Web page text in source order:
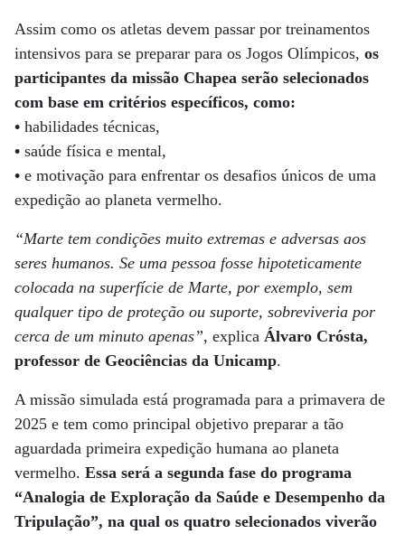
Assim como os atletas devem passar por treinamentos
intensivos para se preparar para os Jogos Olímpicos, os
participantes da missão Chapea serão selecionados
com base em critérios específicos, como:
• habilidades técnicas,
• saúde física e mental,
• e motivação para enfrentar os desafios únicos de uma
expedição ao planeta vermelho.
“Marte tem condições muito extremas e adversas aos
seres humanos. Se uma pessoa fosse hipoteticamente
colocada na superfície de Marte, por exemplo, sem
qualquer tipo de proteção ou suporte, sobreviveria por
cerca de um minuto apenas”, explica Álvaro Crósta,
professor de Geociências da Unicamp.
A missão simulada está programada para a primavera de
2025 e tem como principal objetivo preparar a tão
aguardada primeira expedição humana ao planeta
vermelho. Essa será a segunda fase do programa
“Analogia de Exploração da Saúde e Desempenho da
Tripulação”, na qual os quatro selecionados viverão